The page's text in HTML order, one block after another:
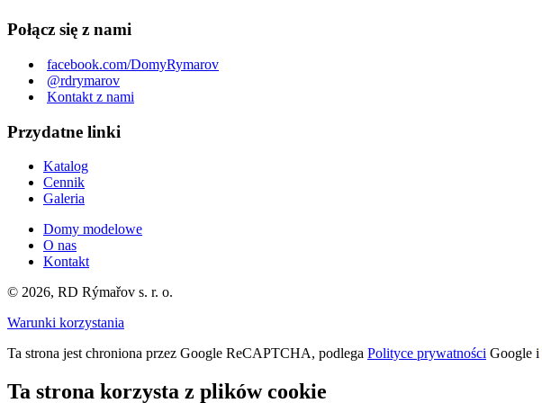
Połącz się z nami
facebook.com/DomyRymarov
@rdrymarov
Kontakt z nami
Przydatne linki
Katalog
Cennik
Galeria
Domy modelowe
O nas
Kontakt
© 2026, RD Rýmařov s. r. o.
Warunki korzystania
Ta strona jest chroniona przez Google ReCAPTCHA, podlega Polityce prywatności Google i
Ta strona korzysta z plików cookie